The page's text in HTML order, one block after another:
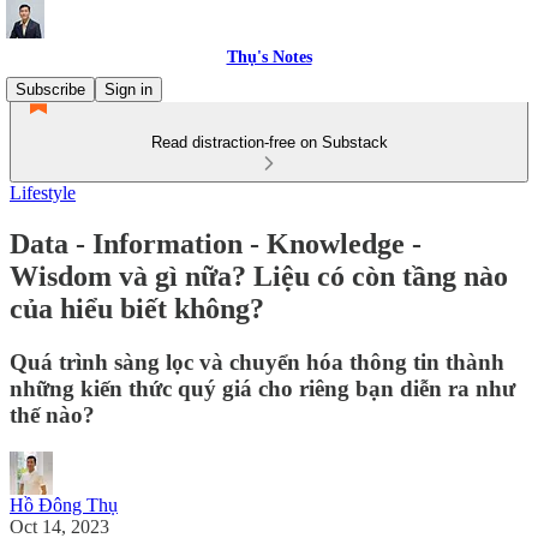
Thụ's Notes
Subscribe
Sign in
Read distraction-free on Substack
Lifestyle
Data - Information - Knowledge -
Wisdom và gì nữa? Liệu có còn tầng nào
của hiểu biết không?
Quá trình sàng lọc và chuyển hóa thông tin thành
những kiến thức quý giá cho riêng bạn diễn ra như
thế nào?
Hồ Đông Thụ
Oct 14, 2023